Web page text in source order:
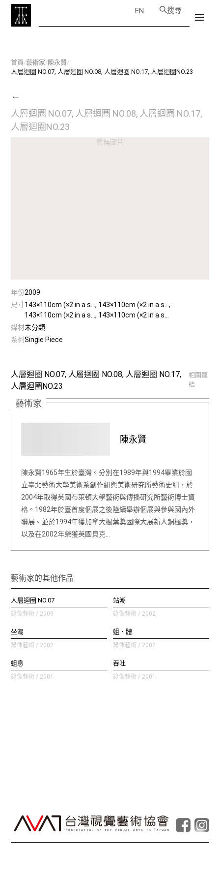
EN 搜尋
首頁/藝術家/陳永賢/
人層迴圈 NO.07, 人層迴圈 NO.08, 人層迴圈 NO.17, 人層迴圈NO.23
←
人層迴圈 NO.07, 人層迴圈 NO.08, 人層迴圈 NO.17,
人層迴圈NO.23
暫無圖片
年份2009
尺寸143×110cm (×2 in a s..., 143×110cm (×2 in a s...,
143×110cm (×2 in a s..., 143×110cm (×2 in a s...
媒材未分類
系列Single Piece
人層迴圈 NO.07, 人層迴圈 NO.08, 人層迴圈 NO.17,
人層迴圈NO.23
相關連
結
藝術家
陳永賢
陳永賢1965年生於臺灣。分別在1989年與1994畢業於國
立臺北藝術大學美術系創作組與美術研究所藝術史組，於
2004年取得英國布萊頓大學藝術與傳播研究所藝術博士資
格。1982年於臺首度個展之後陸續舉辦個展與參與國內外
聯展。並於1994年獲加拿大楓葉獎國際大展新人銅楓獎，
以及在2002年榮獲英國貝克…
藝術家的其他作品
人層迴圈 NO.07
錄像藝術 / 2009
站潮
錄像藝術 / 2002
坐潮
錄像藝術 / 2002
蛆．體
錄像藝術 / 2002
蛆息
錄像藝術 / 2001
吞吐
錄像藝術 / 2001